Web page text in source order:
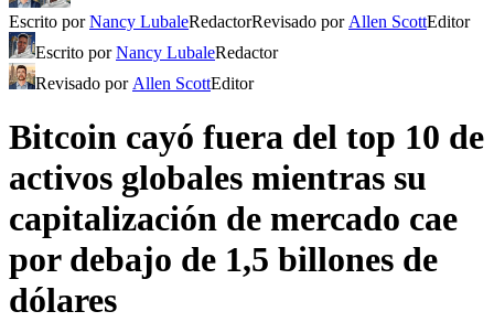
Escrito porNancy LubaleRedactorRevisado por Allen ScottEditor
Escrito porNancy LubaleRedactor
Revisado por Allen ScottEditor
Bitcoin cayó fuera del top 10 de
activos globales mientras su
capitalización de mercado cae
por debajo de 1,5 billones de
dólares